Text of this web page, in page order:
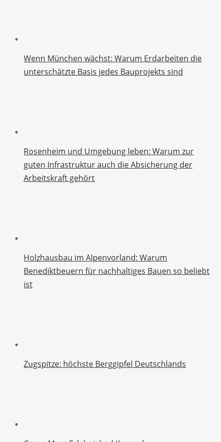
Wenn München wächst: Warum Erdarbeiten die
unterschätzte Basis jedes Bauprojekts sind
Rosenheim und Umgebung leben: Warum zur
guten Infrastruktur auch die Absicherung der
Arbeitskraft gehört
Holzhausbau im Alpenvorland: Warum
Benediktbeuern für nachhaltiges Bauen so beliebt
ist
Zugspitze: höchste Berggipfel Deutschlands